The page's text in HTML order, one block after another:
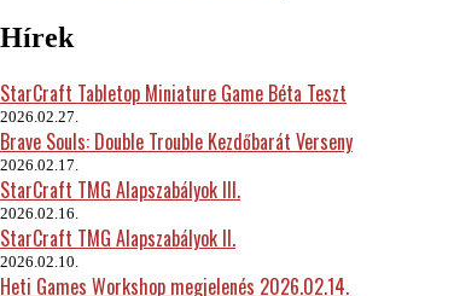
Hírek
StarCraft Tabletop Miniature Game Béta Teszt
2026.02.27.
Brave Souls: Double Trouble Kezdőbarát Verseny
2026.02.17.
StarCraft TMG Alapszabályok III.
2026.02.16.
StarCraft TMG Alapszabályok II.
2026.02.10.
Heti Games Workshop megjelenés 2026.02.14.